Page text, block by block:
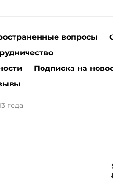
вопросы
Подписка на
года